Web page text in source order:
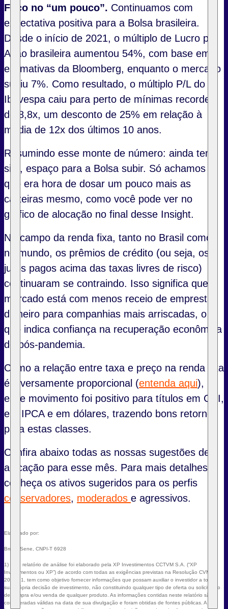
Foco no “um pouco”. Continuamos com
expectativa positiva para a Bolsa brasileira.
Desde o início de 2021, o múltiplo de Lucro por
Ação brasileira aumentou 54%, com base em
estimativas da Bloomberg, enquanto o mercado
subiu 7%. Como resultado, o múltiplo P/L do
Ibovespa caiu para perto de mínimas recordes
de 8,8x, um desconto de 25% em relação à
média de 12x dos últimos 10 anos.
Resumindo esse monte de número: ainda tem,
sim, espaço para a Bolsa subir. Só achamos
que era hora de dosar um pouco mais as
carteiras mesmo, como você pode ver no
gráfico de alocação no final desse Insight.
No campo da renda fixa, tanto no Brasil como
no mundo, os prêmios de crédito (ou seja, os
juros pagos acima das taxas livres de risco)
continuaram se contraindo. Isso significa que o
mercado está com menos receio de emprestar
dinheiro para companhias mais arriscadas, o
que indica confiança na recuperação econômica
do pós-pandemia.
Como a relação entre taxa e preço na renda fixa
é inversamente proporcional (entenda aqui),
esse movimento foi positivo para títulos em CDI,
em IPCA e em dólares, trazendo bons retornos
para estas classes.
Confira abaixo todas as nossas sugestões de
alocação para esse mês. Para mais detalhes,
conheça os ativos sugeridos para os perfis
conservadores, moderados e agressivos.
Elaborado por:
Bruna Sene, CNPI-T 6928
1) Este relatório de análise foi elaborado pela XP Investimentos CCTVM S.A. (“XP
Investimentos ou XP”) de acordo com todas as exigências previstas na Resolução CVM
20/2021, tem como objetivo fornecer informações que possam auxiliar o investidor a tomar
sua própria decisão de investimento, não constituindo qualquer tipo de oferta ou solicitação
de compra e/ou venda de qualquer produto. As informações contidas neste relatório são
consideradas válidas na data de sua divulgação e foram obtidas de fontes públicas. A XP